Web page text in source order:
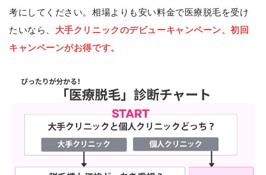
考にしてください。相場よりも安い料金で医療脱毛を受け
たいなら、 大手クリニックのデビューキャンペーン、初回
キャンペーンがお得です。